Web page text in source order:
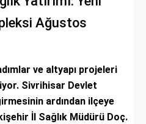
Ağustos
ve altyapı projeleri
Sivrihisar Devlet
ardından ilçeye
İl Sağlık Müdürü Doç.